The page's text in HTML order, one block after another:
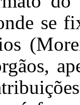
se